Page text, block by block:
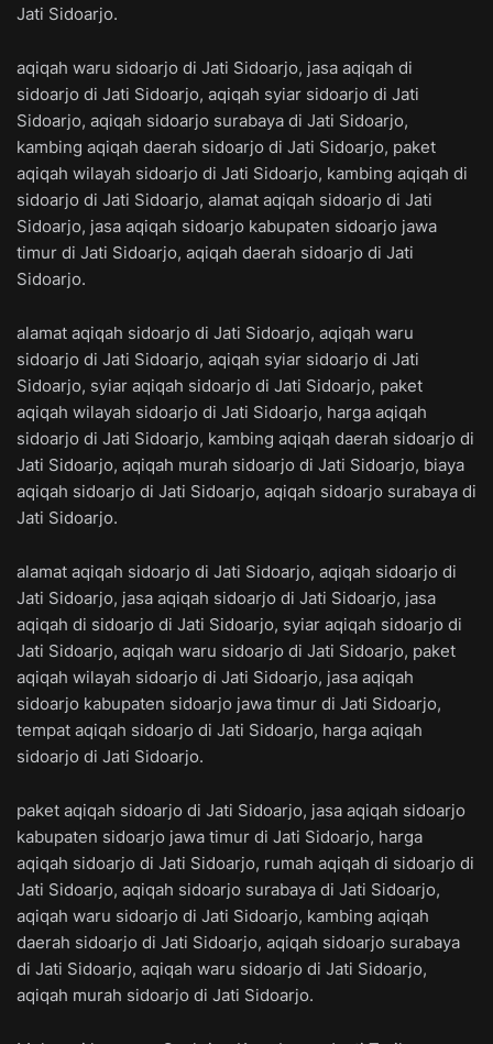
Jati Sidoarjo.
aqiqah waru sidoarjo di Jati Sidoarjo, jasa aqiqah di
sidoarjo di Jati Sidoarjo, aqiqah syiar sidoarjo di Jati
Sidoarjo, aqiqah sidoarjo surabaya di Jati Sidoarjo,
kambing aqiqah daerah sidoarjo di Jati Sidoarjo, paket
aqiqah wilayah sidoarjo di Jati Sidoarjo, kambing aqiqah di
sidoarjo di Jati Sidoarjo, alamat aqiqah sidoarjo di Jati
Sidoarjo, jasa aqiqah sidoarjo kabupaten sidoarjo jawa
timur di Jati Sidoarjo, aqiqah daerah sidoarjo di Jati
Sidoarjo.
alamat aqiqah sidoarjo di Jati Sidoarjo, aqiqah waru
sidoarjo di Jati Sidoarjo, aqiqah syiar sidoarjo di Jati
Sidoarjo, syiar aqiqah sidoarjo di Jati Sidoarjo, paket
aqiqah wilayah sidoarjo di Jati Sidoarjo, harga aqiqah
sidoarjo di Jati Sidoarjo, kambing aqiqah daerah sidoarjo di
Jati Sidoarjo, aqiqah murah sidoarjo di Jati Sidoarjo, biaya
aqiqah sidoarjo di Jati Sidoarjo, aqiqah sidoarjo surabaya di
Jati Sidoarjo.
alamat aqiqah sidoarjo di Jati Sidoarjo, aqiqah sidoarjo di
Jati Sidoarjo, jasa aqiqah sidoarjo di Jati Sidoarjo, jasa
aqiqah di sidoarjo di Jati Sidoarjo, syiar aqiqah sidoarjo di
Jati Sidoarjo, aqiqah waru sidoarjo di Jati Sidoarjo, paket
aqiqah wilayah sidoarjo di Jati Sidoarjo, jasa aqiqah
sidoarjo kabupaten sidoarjo jawa timur di Jati Sidoarjo,
tempat aqiqah sidoarjo di Jati Sidoarjo, harga aqiqah
sidoarjo di Jati Sidoarjo.
paket aqiqah sidoarjo di Jati Sidoarjo, jasa aqiqah sidoarjo
kabupaten sidoarjo jawa timur di Jati Sidoarjo, harga
aqiqah sidoarjo di Jati Sidoarjo, rumah aqiqah di sidoarjo di
Jati Sidoarjo, aqiqah sidoarjo surabaya di Jati Sidoarjo,
aqiqah waru sidoarjo di Jati Sidoarjo, kambing aqiqah
daerah sidoarjo di Jati Sidoarjo, aqiqah sidoarjo surabaya
di Jati Sidoarjo, aqiqah waru sidoarjo di Jati Sidoarjo,
aqiqah murah sidoarjo di Jati Sidoarjo.